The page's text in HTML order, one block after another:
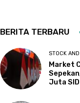
BERITA TERBARU
STOCK
Market
Juta SID